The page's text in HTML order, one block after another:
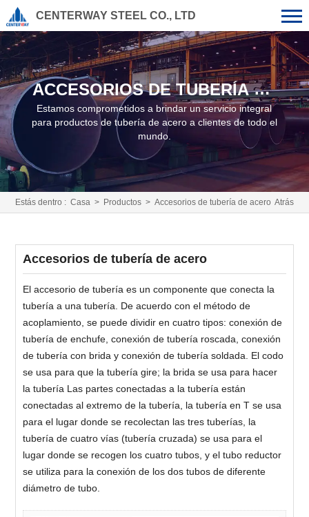
CENTERWAY STEEL CO., LTD
ACCESORIOS DE TUBERÍA DE
ACERO
Estamos comprometidos a brindar un servicio integral
para productos de tubería de acero a clientes de todo el
mundo.
Atrás
Estás dentro :Casa > Productos >Accesorios de tubería de acero
Accesorios de tubería de acero
El accesorio de tubería es un componente que conecta la
tubería a una tubería. De acuerdo con el método de
acoplamiento, se puede dividir en cuatro tipos: conexión de
tubería de enchufe, conexión de tubería roscada, conexión
de tubería con brida y conexión de tubería soldada. El codo
se usa para que la tubería gire; la brida se usa para hacer
la tubería Las partes conectadas a la tubería están
conectadas al extremo de la tubería, la tubería en T se usa
para el lugar donde se recolectan las tres tuberías, la
tubería de cuatro vías (tubería cruzada) se usa para el
lugar donde se recogen los cuatro tubos, y el tubo reductor
se utiliza para la conexión de los dos tubos de diferente
diámetro de tubo.